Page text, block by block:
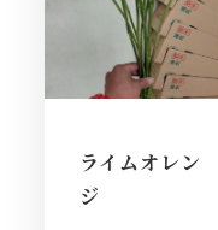
ライムオレン
ジ